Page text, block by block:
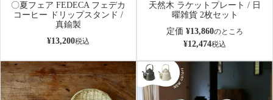
〇夏フェア FEDECA フェデカ
コーヒー ドリップスタンド /
真鍮製
¥13,200税込
天然木 ラケットプレート / 日
曜雑貨 2枚セット
定価 ¥13,860のところ
¥12,474税込